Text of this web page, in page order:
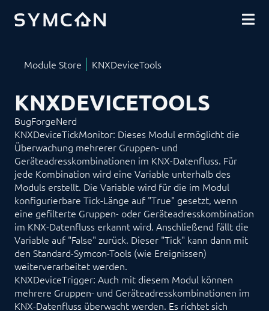
COMMUNITY
KNXDEVICETOOLS
BugForgeNerd
KNXDeviceTickMonitor: Dieses Modul ermöglicht die
Überwachung mehrerer Gruppen- und
Geräteadresskombinationen im KNX-Datenfluss. Für
jede Kombination wird eine Variable unterhalb des
Moduls erstellt. Die Variable wird für die im Modul
konfigurierbare Tick-Länge auf "True" gesetzt, wenn
eine gefilterte Gruppen- oder Geräteadresskombination
im KNX-Datenfluss erkannt wird. Anschließend fällt die
Variable auf "False" zurück. Dieser "Tick" kann dann mit
den Standard-Symcon-Tools (wie Ereignissen)
weiterverarbeitet werden.
KNXDeviceTrigger: Auch mit diesem Modul können
mehrere Gruppen- und Geräteadresskombinationen im
KNX-Datenfluss überwacht werden. Es richtet sich